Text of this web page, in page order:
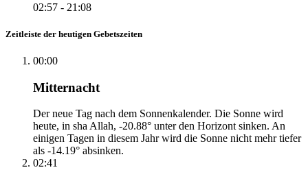
02:57 - 21:08
Zeitleiste der heutigen Gebetszeiten
00:00
Mitternacht
Der neue Tag nach dem Sonnenkalender. Die Sonne wird
heute, in sha Allah, -20.88° unter den Horizont sinken. An
einigen Tagen in diesem Jahr wird die Sonne nicht mehr tiefer
als -14.19° absinken.
02:41